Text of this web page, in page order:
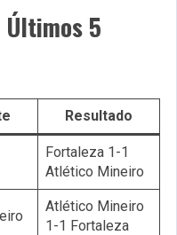
5
Resultado
Fortaleza 1-1
Atlético Mineiro
Atlético Mineiro
1-1 Fortaleza